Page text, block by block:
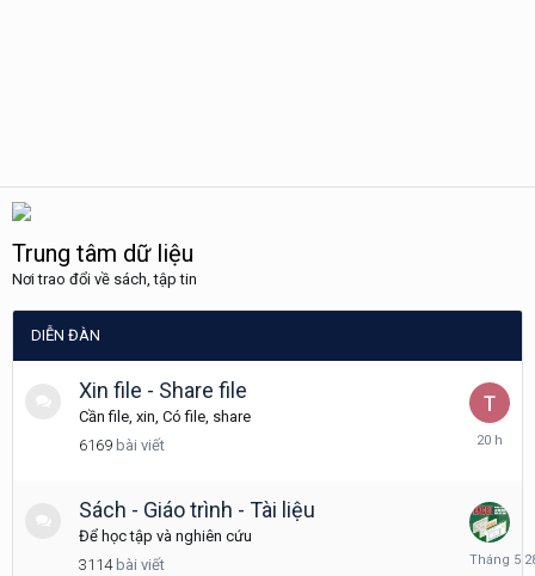
Trung tâm dữ liệu
Nơi trao đổi về sách, tập tin
DIỄN ĐÀN
Xin file - Share file
Cần file, xin, Có file, share
6169 bài viết
20
Sách - Giáo trình - Tài liệu
Để học tập và nghiên cứu
3114 bài viết
Tháng